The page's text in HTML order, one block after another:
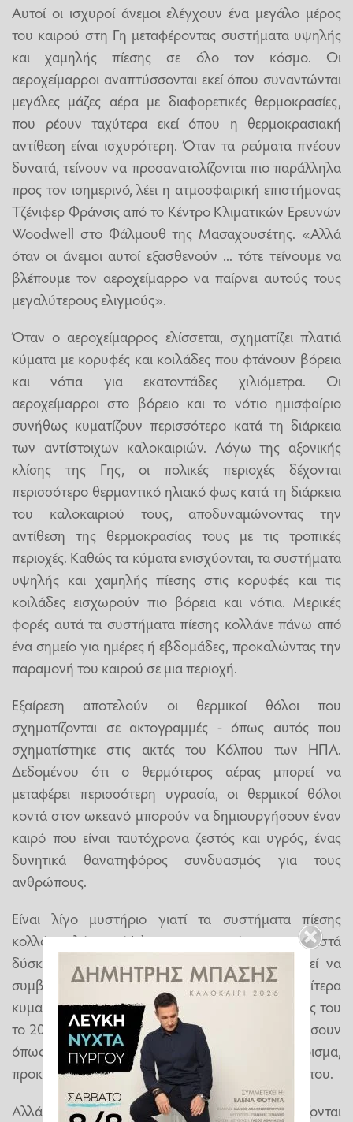
Αυτοί οι ισχυροί άνεμοι ελέγχουν ένα μεγάλο μέρος
του καιρού στη Γη μεταφέροντας συστήματα υψηλής
και χαμηλής πίεσης σε όλο τον κόσμο. Οι
αεροχείμαρροι αναπτύσσονται εκεί όπου συναντώνται
μεγάλες μάζες αέρα με διαφορετικές θερμοκρασίες,
που ρέουν ταχύτερα εκεί όπου η θερμοκρασιακή
αντίθεση είναι ισχυρότερη. Όταν τα ρεύματα πνέουν
δυνατά, τείνουν να προσανατολίζονται πιο παράλληλα
προς τον ισημερινό, λέει η ατμοσφαιρική επιστήμονας
Τζένιφερ Φράνσις από το Κέντρο Κλιματικών Ερευνών
Woodwell στο Φάλμουθ της Μασαχουσέτης. «Αλλά
όταν οι άνεμοι αυτοί εξασθενούν ... τότε τείνουμε να
βλέπουμε τον αεροχείμαρρο να παίρνει αυτούς τους
μεγαλύτερους ελιγμούς».
Όταν ο αεροχείμαρρος ελίσσεται, σχηματίζει πλατιά
κύματα με κορυφές και κοιλάδες που φτάνουν βόρεια
και νότια για εκατοντάδες χιλιόμετρα. Οι
αεροχείμαρροι στο βόρειο και το νότιο ημισφαίριο
συνήθως κυματίζουν περισσότερο κατά τη διάρκεια
των αντίστοιχων καλοκαιριών. Λόγω της αξονικής
κλίσης της Γης, οι πολικές περιοχές δέχονται
περισσότερο θερμαντικό ηλιακό φως κατά τη διάρκεια
του καλοκαιριού τους, αποδυναμώνοντας την
αντίθεση της θερμοκρασίας τους με τις τροπικές
περιοχές. Καθώς τα κύματα ενισχύονται, τα συστήματα
υψηλής και χαμηλής πίεσης στις κορυφές και τις
κοιλάδες εισχωρούν πιο βόρεια και νότια. Μερικές
φορές αυτά τα συστήματα πίεσης κολλάνε πάνω από
ένα σημείο για ημέρες ή εβδομάδες, προκαλώντας την
παραμονή του καιρού σε μια περιοχή.
Εξαίρεση αποτελούν οι θερμικοί θόλοι που
σχηματίζονται σε ακτογραμμές - όπως αυτός που
σχηματίστηκε στις ακτές του Κόλπου των ΗΠΑ.
Δεδομένου ότι ο θερμότερος αέρας μπορεί να
μεταφέρει περισσότερη υγρασία, οι θερμικοί θόλοι
κοντά στον ωκεανό μπορούν να δημιουργήσουν έναν
καιρό που είναι ταυτόχρονα ζεστός και υγρός, ένας
δυνητικά θανατηφόρος συνδυασμός για τους
ανθρώπους.
Είναι λίγο μυστήριο γιατί τα συστήματα πίεσης
κολλάνε, λέει ο Nakamura, γεγονός που καθιστά
δύσκολο να προβλεφθεί το φαινόμενο. Μπορεί να
συμβαίνει όταν οι αεροχείμαρροι γίνονται ιδιαίτερα
κυματώδη, ανέφεραν ο ίδιος και ένας συνάδελφός του
το 2018 στοScience . Τα κύματα μπορεί να κολλήσουν
όπως τα αυτοκίνητα σε ένα μποτιλιάρισμα,
προκαλώντας την αδράνεια του καιρού στη θέση του.
Αλλά αυτή η εξήγηση είναι θεωρητική και χρειάζονται